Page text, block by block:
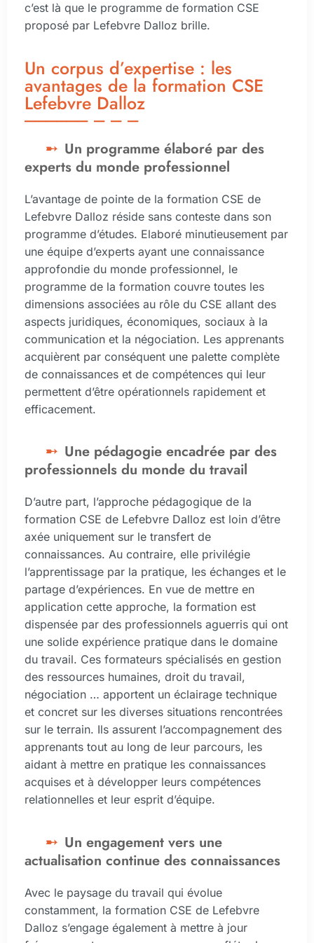
c’est là que le programme de formation CSE
proposé par Lefebvre Dalloz brille.
Un corpus d’expertise : les
avantages de la formation CSE
Lefebvre Dalloz
Un programme élaboré par des
experts du monde professionnel
L’avantage de pointe de la formation CSE de
Lefebvre Dalloz réside sans conteste dans son
programme d’études. Elaboré minutieusement par
une équipe d’experts ayant une connaissance
approfondie du monde professionnel, le
programme de la formation couvre toutes les
dimensions associées au rôle du CSE allant des
aspects juridiques, économiques, sociaux à la
communication et la négociation. Les apprenants
acquièrent par conséquent une palette complète
de connaissances et de compétences qui leur
permettent d’être opérationnels rapidement et
efficacement.
Une pédagogie encadrée par des
professionnels du monde du travail
D’autre part, l’approche pédagogique de la
formation CSE de Lefebvre Dalloz est loin d’être
axée uniquement sur le transfert de
connaissances. Au contraire, elle privilégie
l’apprentissage par la pratique, les échanges et le
partage d’expériences. En vue de mettre en
application cette approche, la formation est
dispensée par des professionnels aguerris qui ont
une solide expérience pratique dans le domaine
du travail. Ces formateurs spécialisés en gestion
des ressources humaines, droit du travail,
négociation … apportent un éclairage technique
et concret sur les diverses situations rencontrées
sur le terrain. Ils assurent l’accompagnement des
apprenants tout au long de leur parcours, les
aidant à mettre en pratique les connaissances
acquises et à développer leurs compétences
relationnelles et leur esprit d’équipe.
Un engagement vers une
actualisation continue des connaissances
Avec le paysage du travail qui évolue
constamment, la formation CSE de Lefebvre
Dalloz s’engage également à mettre à jour